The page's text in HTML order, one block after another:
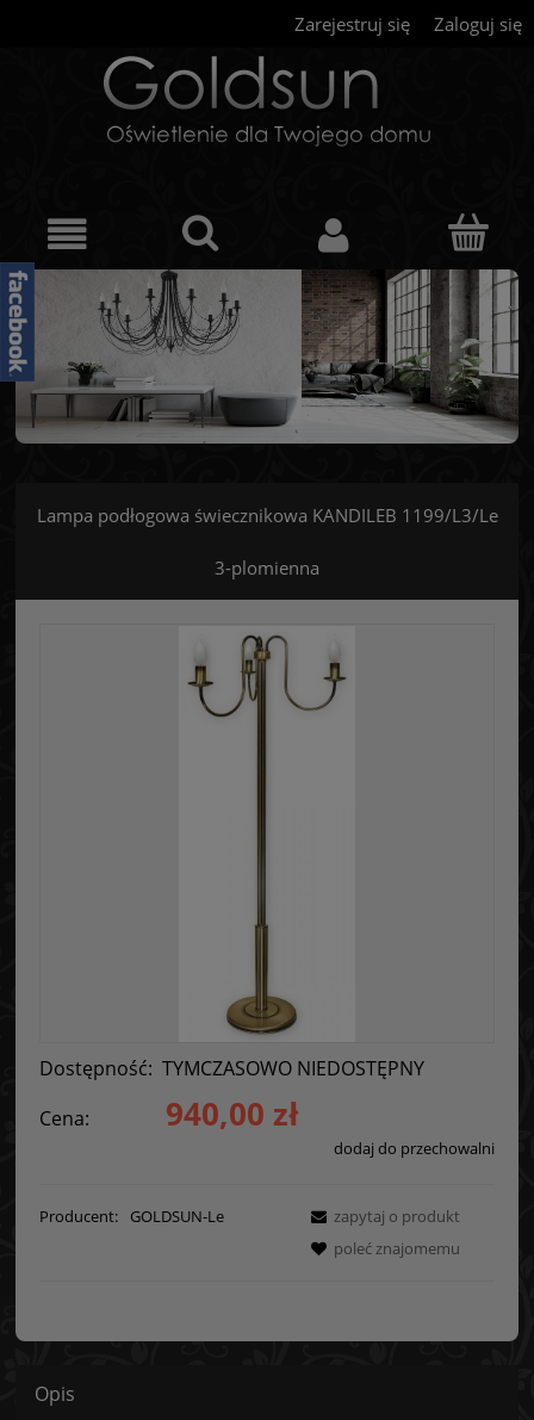
Zarejestruj się Zaloguj się
Lampa podłogowa świecznikowa KANDILEB 1199/L3/Le
3-plomienna
Dostępność: TYMCZASOWO NIEDOSTĘPNY
Cena:
940,00 zł
dodaj do przechowalni
Producent: GOLDSUN-Le
zapytaj o produkt
poleć znajomemu
Opis